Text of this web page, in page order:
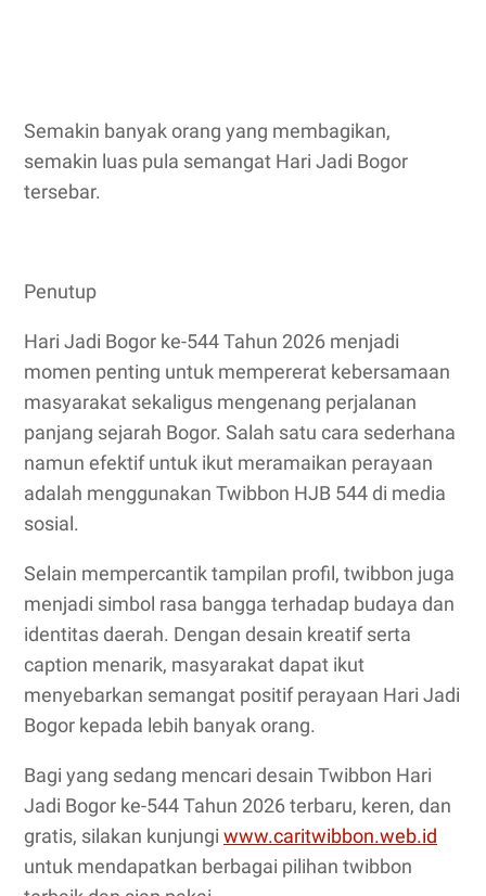
Semakin banyak orang yang membagikan,
semakin luas pula semangat Hari Jadi Bogor
tersebar.
Penutup
Hari Jadi Bogor ke-544 Tahun 2026 menjadi
momen penting untuk mempererat kebersamaan
masyarakat sekaligus mengenang perjalanan
panjang sejarah Bogor. Salah satu cara sederhana
namun efektif untuk ikut meramaikan perayaan
adalah menggunakan Twibbon HJB 544 di media
sosial.
Selain mempercantik tampilan profil, twibbon juga
menjadi simbol rasa bangga terhadap budaya dan
identitas daerah. Dengan desain kreatif serta
caption menarik, masyarakat dapat ikut
menyebarkan semangat positif perayaan Hari Jadi
Bogor kepada lebih banyak orang.
Bagi yang sedang mencari desain Twibbon Hari
Jadi Bogor ke-544 Tahun 2026 terbaru, keren, dan
gratis, silakan kunjungi www.caritwibbon.web.id
untuk mendapatkan berbagai pilihan twibbon